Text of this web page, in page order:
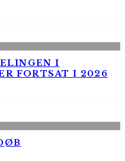
I
FORTSAT I 2026